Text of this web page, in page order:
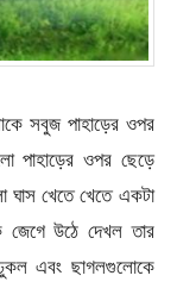
সবুজ পাহাড়ের ওপর
পাহাড়ের ওপর ছেড়ে
ঘাস খেতে খেতে একটা
জেগে উঠে দেখল তার
এবং ছাগলগুলোকে